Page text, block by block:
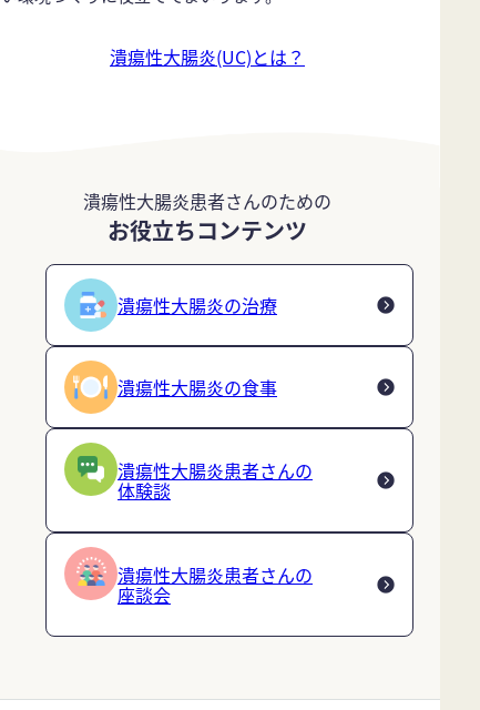
潰瘍性大腸炎(UC)とは？
潰瘍性大腸炎患者さんのための
お役立ちコンテンツ
潰瘍性大腸炎の治療
潰瘍性大腸炎の食事
潰瘍性大腸炎患者さんの
体験談
潰瘍性大腸炎患者さんの
座談会